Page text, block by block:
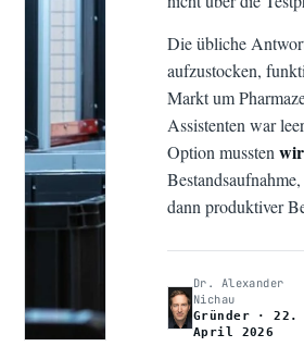
Die übliche
aufzustocken,
Markt um
Assistenten war
Option mussten
dann produktiver
Dr. Alexander
Nichau
Gründer · 22.
April 2026